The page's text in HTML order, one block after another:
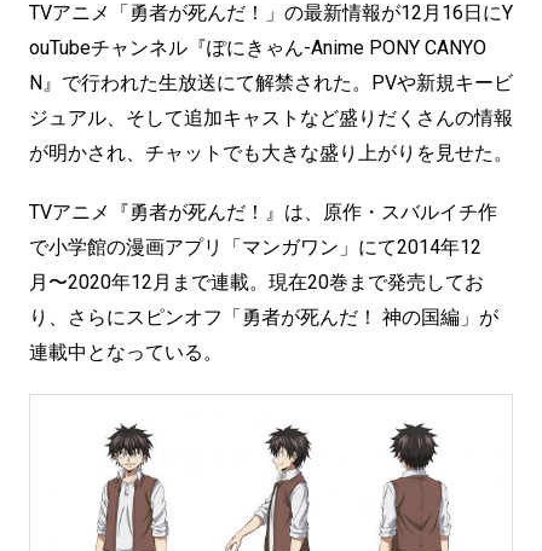
TVアニメ「勇者が死んだ！」の最新情報が12月16日にY
ouTubeチャンネル『ぽにきゃん-Anime PONY CANYO
N』で行われた生放送にて解禁された。PVや新規キービ
ジュアル、そして追加キャストなど盛りだくさんの情報
が明かされ、チャットでも大きな盛り上がりを見せた。
TVアニメ『勇者が死んだ！』は、原作・スバルイチ作
で小学館の漫画アプリ「マンガワン」にて2014年12
月〜2020年12月まで連載。現在20巻まで発売してお
り、さらにスピンオフ「勇者が死んだ！ 神の国編」が
連載中となっている。